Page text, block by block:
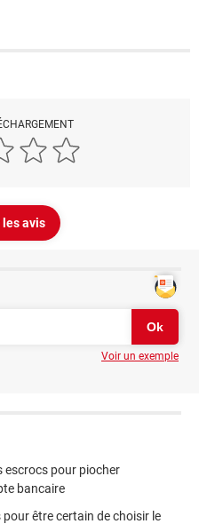
avis
Voir un exemple
escrocs pour piocher
bancaire
être certain de choisir le